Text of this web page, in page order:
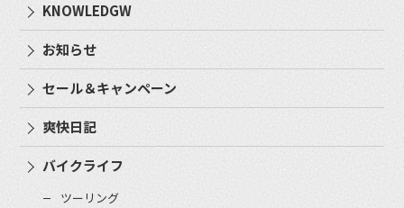
KNOWLEDGW
お知らせ
セール＆キャンペーン
爽快日記
バイクライフ
ツーリング